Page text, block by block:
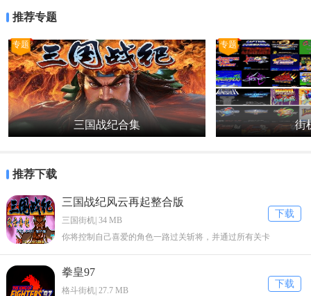
【音久音乐软件测评】
音久音乐是一款非常优秀的音乐软件，它提供了海量的音乐资源、高
品质的音乐播放、多种音频格式支持、社交分享等功能，满足了用户
的各种音乐需求。同时，音久音乐的界面简洁美观、操作简单易用、
个性化推荐等特点也深受用户的喜爱。在测评中，我们发现音久音乐
的性能稳定、响应速度快、用户体验良好等方面都表现得非常出色。
因此，我们给予音久音乐高度评价，并推荐给广大用户使用。
推荐专题
专题
三国战纪合集
专题
街
推荐下载
下载
三国战纪风云再起整合版
三国街机| 34 MB
你将控制自己喜爱的角色一路过关斩将，并通过所有关卡
下载
拳皇97
格斗街机| 27.7 MB